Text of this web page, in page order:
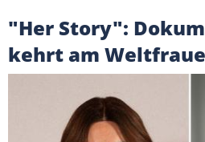
"Her Story":
kehrt am